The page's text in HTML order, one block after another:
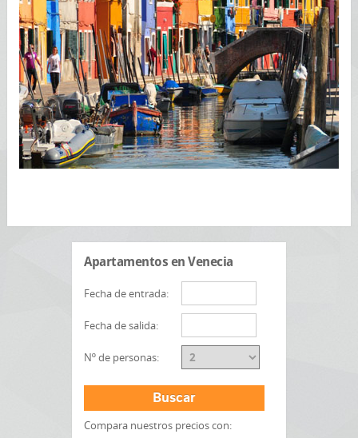
Apartamentos en Venecia
Fecha de entrada:
Fecha de salida:
Nº de personas:
Buscar
Compara nuestros precios con: